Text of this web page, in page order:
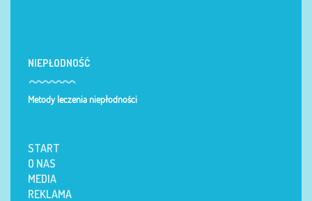
NIEPŁODNOŚĆ
Metody leczenia niepłodności
START
O NAS
MEDIA
REKLAMA